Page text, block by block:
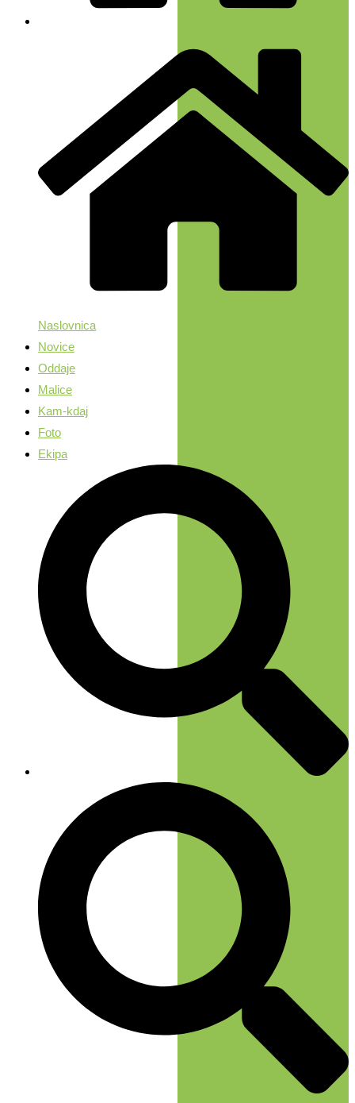
Naslovnica
Novice
Oddaje
Malice
Kam-kdaj
Foto
Ekipa